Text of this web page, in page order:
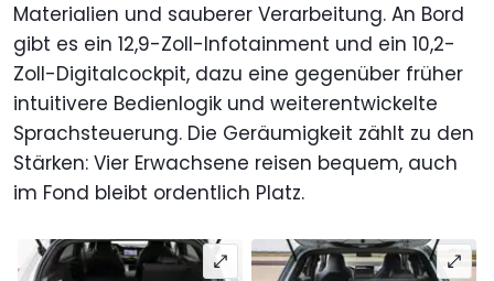
Materialien und sauberer Verarbeitung. An Bord
gibt es ein 12,9-Zoll-Infotainment und ein 10,2-
Zoll-Digitalcockpit, dazu eine gegenüber früher
intuitivere Bedienlogik und weiterentwickelte
Sprachsteuerung. Die Geräumigkeit zählt zu den
Stärken: Vier Erwachsene reisen bequem, auch
im Fond bleibt ordentlich Platz.